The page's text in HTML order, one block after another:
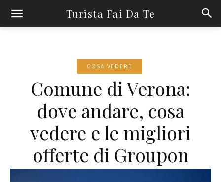
Turista Fai Da Te
COSA VEDERE
Comune di Verona:
dove andare, cosa
vedere e le migliori
offerte di Groupon